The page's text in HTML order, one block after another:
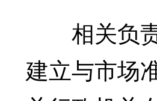
相关负责
建立与市场